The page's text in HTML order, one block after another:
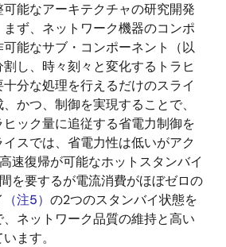
能なアーキテクチャの研究開発
ず、ネットワーク機器のコンポ
能なサブ・コンポーネント（以
し、時々刻々と変化するトラヒ
分な処理を行えるだけのスライ
かつ、制御を実現することで、
ック量に追従する省電力制御を
スでは、省電力性は低いがアク
速復帰が可能なホットスタンバイ
を要するが電流消費がほぼゼロの
（注5） の2つのスタンバイ状態を
ネットワーク品質の維持と高い
ます。